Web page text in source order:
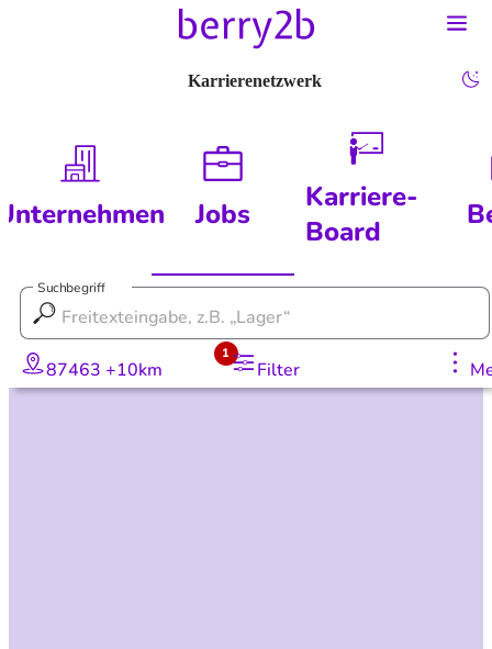
Karrierenetzwerk
Jobs
Karriere-
Board
Suchbegriff
87463 +10km Filter
1